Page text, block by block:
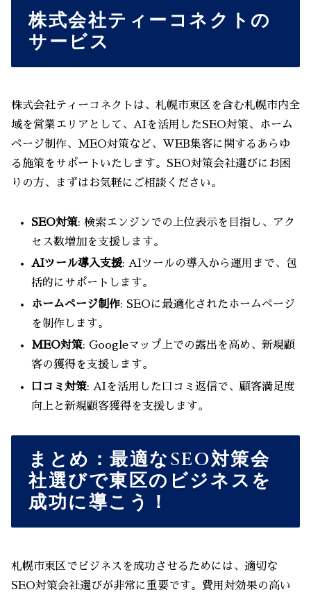
株式会社ティーコネクトの
サービス
株式会社ティーコネクトは、札幌市東区を含む札幌市内全
域を営業エリアとして、AIを活用したSEO対策、ホーム
ページ制作、MEO対策など、WEB集客に関するあらゆ
る施策をサポートいたします。SEO対策会社選びにお困
りの方、まずはお気軽にご相談ください。
SEO対策: 検索エンジンでの上位表示を目指し、アク
セス数増加を支援します。
AIツール導入支援: AIツールの導入から運用まで、包
括的にサポートします。
ホームページ制作: SEOに最適化されたホームページ
を制作します。
MEO対策: Googleマップ上での露出を高め、新規顧
客の獲得を支援します。
口コミ対策: AIを活用した口コミ返信で、顧客満足度
向上と新規顧客獲得を支援します。
まとめ：最適なSEO対策会
社選びで東区のビジネスを
成功に導こう！
札幌市東区でビジネスを成功させるためには、適切な
SEO対策会社選びが非常に重要です。費用対効果の高い